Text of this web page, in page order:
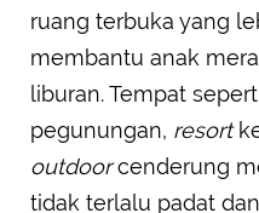
ruang terbuka yang
membantu anak
liburan. Tempat
pegunungan, resort
outdoorcenderung
tidak terlalu padat